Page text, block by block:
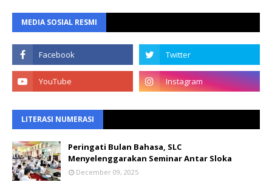
MEDIA SOSIAL RESMI
LITERASI NUMERASI
Peringati Bulan Bahasa, SLC
Menyelenggarakan Seminar Antar Sloka
December 09, 2025